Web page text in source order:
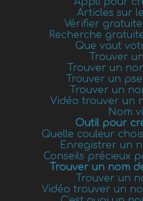
Articles sur
Vérifier
Recherche
Que vaut
Trouver
Trouver un
Trouver un
Trouver un
Vidéo trouver un
Nom
Outil pour
Quelle couleur
Enregistrer un
Conseils précieux
Trouver un nom
Trouver un
Vidéo trouver un